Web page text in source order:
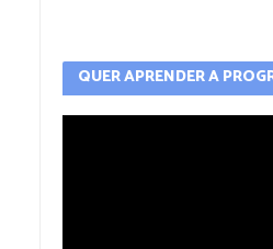
QUER APRENDER A